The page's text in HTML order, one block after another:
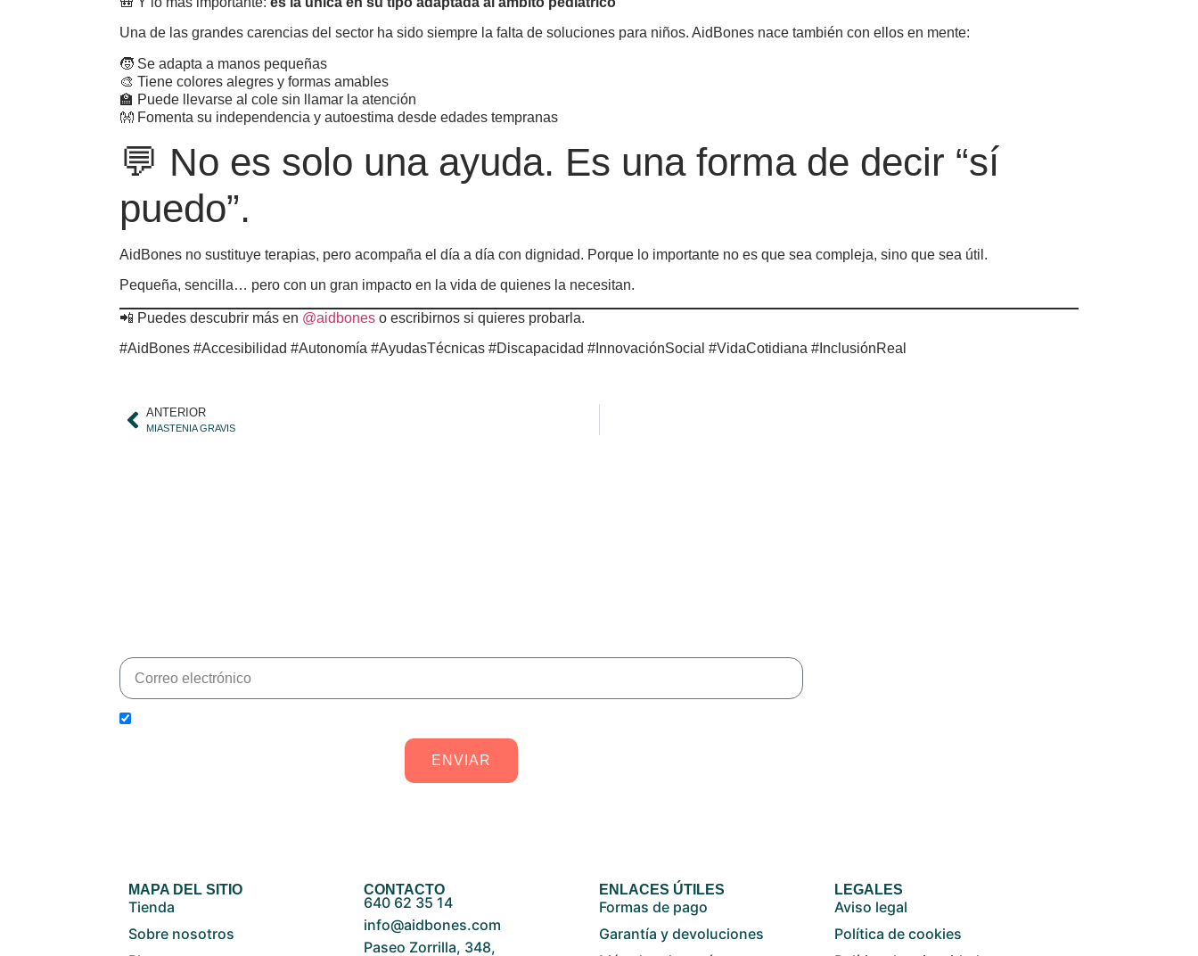
Una de las grandes carencias del sector ha sido siempre la falta de soluciones para niños. AidBones nace también con ellos en mente:
🧒 Se adapta a manos pequeñas
🎨 Tiene colores alegres y formas amables
🏫 Puede llevarse al cole sin llamar la atención
👐 Fomenta su independencia y autoestima desde edades tempranas
💬 No es solo una ayuda. Es una forma de decir “sí
puedo”.
AidBones no sustituye terapias, pero acompaña el día a día con dignidad. Porque lo importante no es que sea compleja, sino que sea útil.
Pequeña, sencilla… pero con un gran impacto en la vida de quienes la necesitan.
📲 Puedes descubrir más en @aidbones o escribirnos si quieres probarla.
#AidBones #Accesibilidad #Autonomía #AyudasTécnicas #Discapacidad #InnovaciónSocial #VidaCotidiana #InclusiónReal
ANTERIOR
MIASTENIA GRAVIS
ENVIAR
MAPA DEL SITIO
Tienda
Sobre nosotros
CONTACTO
640 62 35 14
info@aidbones.com
Paseo Zorrilla, 348,
ENLACES ÚTILES
Formas de pago
Garantía y devoluciones
LEGALES
Aviso legal
Política de cookies